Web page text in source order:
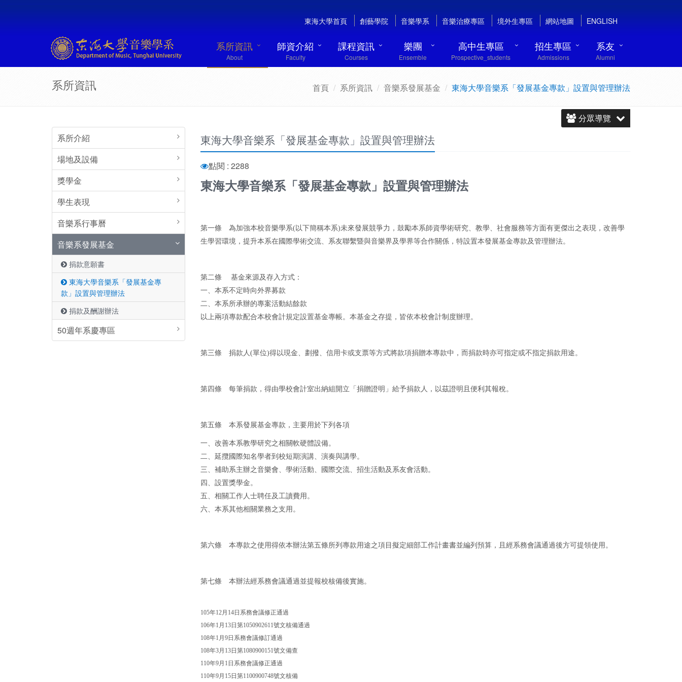
東海大學首頁 創藝學院 音樂學系 音樂治療專區 境外生專區 網站地圖 ENGLISH
系所資訊
About
師資介紹
Faculty
課程資訊
Courses
樂團
Ensemble
高中生專區
Prospective_students
招生專區
Admissions
系友
Alumni
系所資訊 首頁 系所資訊 音樂系發展基金 東海大學音樂系「發展基金專款」設置與管理辦法
分眾導覽
系所介紹
場地及設備
獎學金
學生表現
音樂系行事曆
音樂系發展基金
捐款意願書
東海大學音樂系「發展基金專
款」設置與管理辦法
捐款及酬謝辦法
50週年系慶專區
東海大學音樂系「發展基金專款」設置與管理辦法
點閱 : 2288
東海大學音樂系「發展基金專款」設置與管理辦法
第一條 為加強本校音樂學系(以下簡稱本系)未來發展競爭力，鼓勵本系師資學術研究、教學、社會服務等方面有更傑出之表現，改善學
生學習環境，提升本系在國際學術交流、系友聯繫暨與音樂界及學界等合作關係，特設置本發展基金專款及管理辦法。
第二條 基金來源及存入方式：
一、本系不定時向外界募款
二、本系所承辦的專案活動結餘款
以上兩項專款配合本校會計規定設置基金專帳。本基金之存提，皆依本校會計制度辦理。
第三條 捐款人(單位)得以現金、劃撥、信用卡或支票等方式將款項捐贈本專款中，而捐款時亦可指定或不指定捐款用途。
第四條 每筆捐款，得由學校會計室出納組開立「捐贈證明」給予捐款人，以茲證明且便利其報稅。
第五條 本系發展基金專款，主要用於下列各項
一、改善本系教學研究之相關軟硬體設備。
二、延攬國際知名學者到校短期演講、演奏與講學。
三、補助系主辦之音樂會、學術活動、國際交流、招生活動及系友會活動。
四、設置獎學金。
五、相關工作人士聘任及工讀費用。
六、本系其他相關業務之支用。
第六條 本專款之使用得依本辦法第五條所列專款用途之項目擬定細部工作計畫書並編列預算，且經系務會議通過後方可提領使用。
第七條 本辦法經系務會議通過並提報校核備後實施。
105年12月14日系務會議修正通過
106年1月13日第1050902611號文核備通過
108年1月9日系務會議修訂通過
108年3月13日第1080900151號文備查
110年9月1日系務會議修正通過
110年9月15日第1100900748號文核備